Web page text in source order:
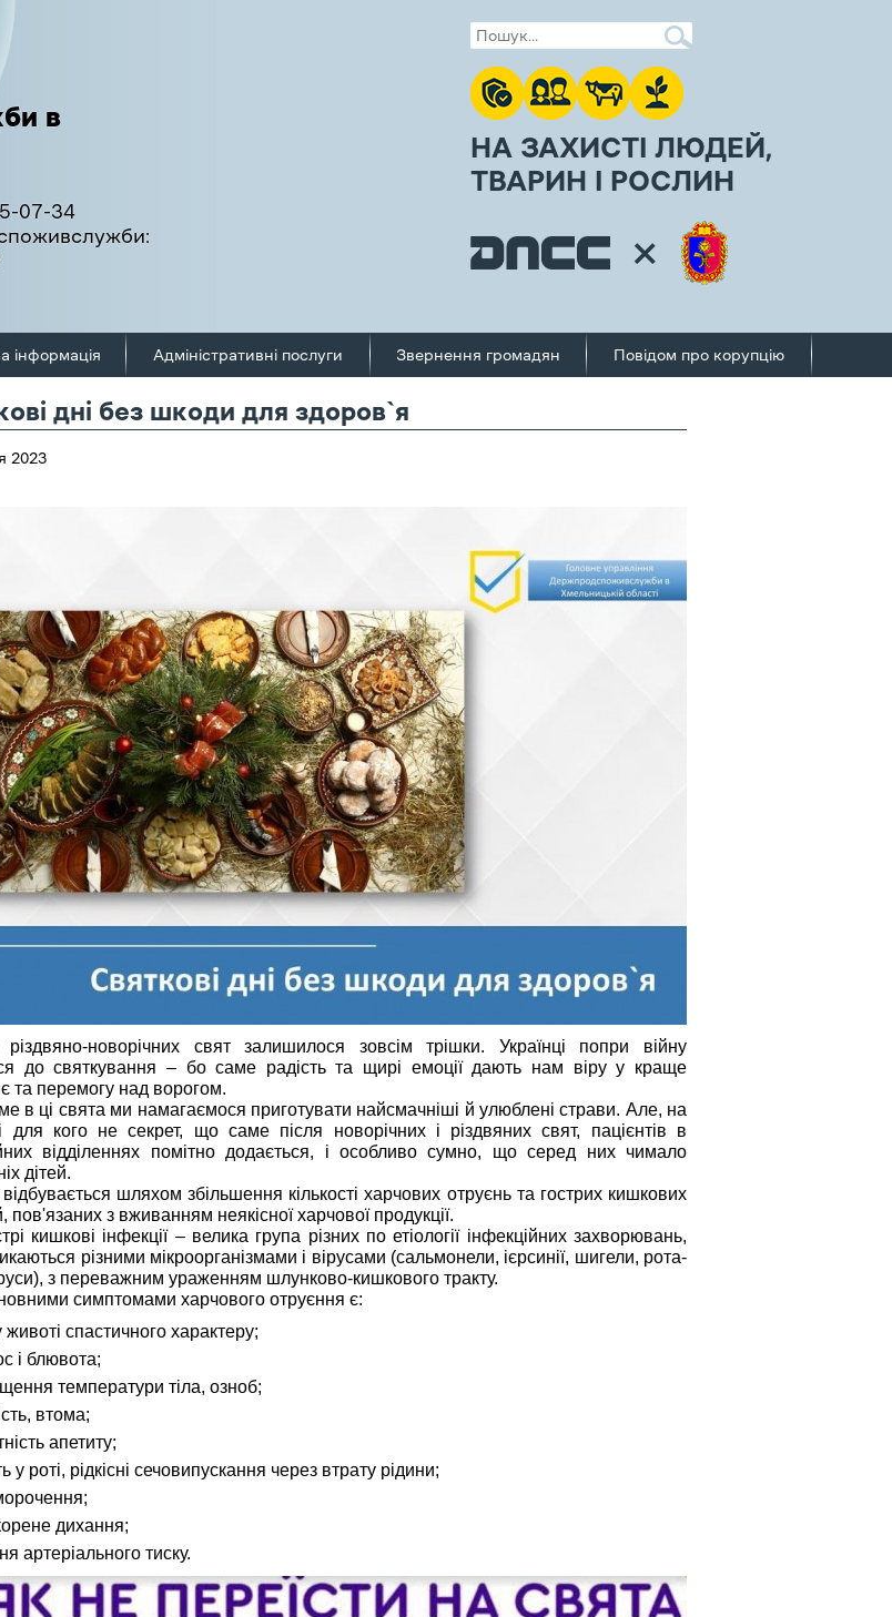
в
07-34
НА ЗАХИСТІ ЛЮДЕЙ,
ТВАРИН І РОСЛИН
інформація Адміністративні послуги Звернення громадян Повідом про корупцію
дні без шкоди для здоров`я
2023
новорічних свят залишилося зовсім трішки. Українці попри війну
до святкування – бо саме радість та щирі емоції дають нам віру у краще
та перемогу над ворогом.
в ці свята ми намагаємося приготувати найсмачніші й улюблені страви. Але, на
для кого не секрет, що саме після новорічних і різдвяних свят, пацієнтів в
відділеннях помітно додається, і особливо сумно, що серед них чимало
дітей.
шляхом збільшення кількості харчових отруєнь та гострих кишкових
пов'язаних з вживанням неякісної харчової продукції.
кишкові інфекції – велика група різних по етіології інфекційних захворювань,
різними мікроорганізмами і вірусами (сальмонели, ієрсинії, шигели, рота-
з переважним ураженням шлунково-кишкового тракту.
симптомами харчового отруєння є:
животі спастичного характеру;
і блювота;
температури тіла, озноб;
втома;
апетиту;
у роті, рідкісні сечовипускання через втрату рідини;
дихання;
артеріального тиску.